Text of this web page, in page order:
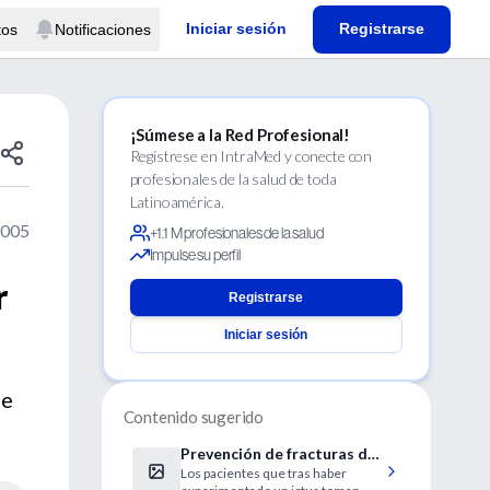
Notificaciones Iniciar sesión Registrarse
¡Súmese a la Red Profesional!
Regístrese en IntraMed y conecte con
profesionales de la salud de toda
Latinoamérica.
+1.1 M profesionales de la salud
Impulse su perfil
Registrarse
Iniciar sesión
Contenido sugerido
Prevención de fracturas de
cadera en pacientes que
Los pacientes que tras haber